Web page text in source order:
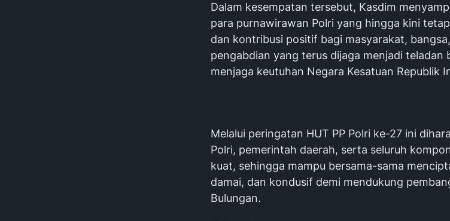
‎Dalam kesempatan tersebut, Kasdim
para purnawirawan Polri yang hingga kini
dan kontribusi positif bagi masyarakat,
pengabdian yang terus dijaga menjadi teladan
menjaga keutuhan Negara Kesatuan Republik
‎Melalui peringatan HUT PP Polri ke-27 ini
Polri, pemerintah daerah, serta seluruh
kuat, sehingga mampu bersama-sama
damai, dan kondusif demi mendukung
Bulungan.